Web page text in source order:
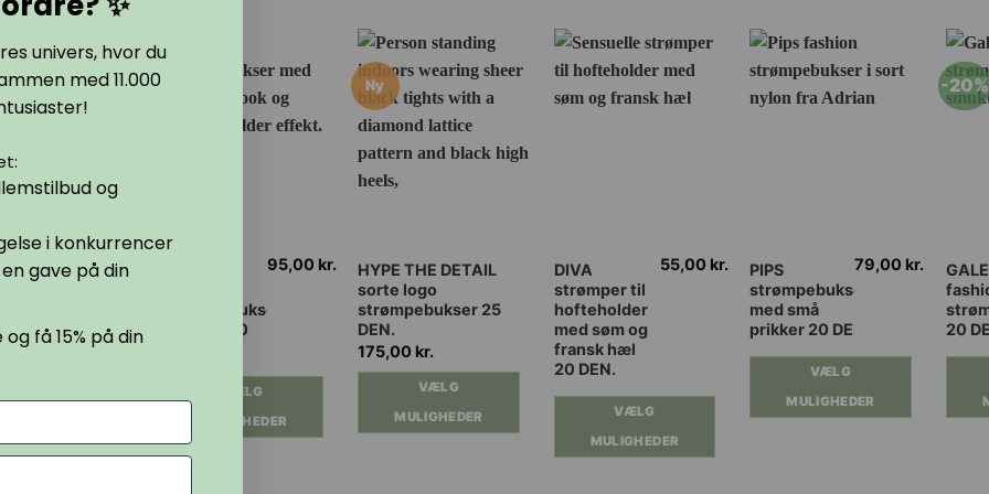
strømpebukser
sort 20-40
95,00 kr.
VÆLG
MULIGHEDER
Mulighederne
vælges
Ny
HYPE THE DETAIL
sorte logo
strømpebukser 25
DEN.
175,00 kr.
VÆLG
MULIGHEDER
Dette
vare
har
flere
varianter.
Mulighederne
DIVA
strømper til
hofteholder
med søm og
fransk hæl
20 DEN.
55,00 kr.
VÆLG
MULIGHEDER
Dette
vare
har
flere
varianter.
Mulighederne
vælges
PIPS
strømpebukser
med små
prikker 20 DEN.
79,00 kr.
VÆLG
MULIGHEDER
Dette
vare
har
flere
varianter.
Mulighederne
kan
-20%
20
Dette
vare
har
kan
... Bliv en del af vores univers, hvor du
bliver forkælet sammen med 11.000
andre strømpeentusiaster!
✔ Eksklusive medlemstilbud og
✔ Løbende deltagelse i konkurrencer
✔ Og selvfølgelig en gave på din
Gør som 12 andre og få 15% på din